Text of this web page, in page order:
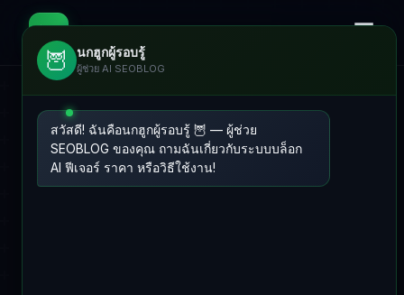
📊 SEOBLOG ☰
🦉 นกฮูกผู้รอบรู้
ผู้ช่วย AI SEOBLOG
สวัสดี! ฉันคือนกฮูกผู้รอบรู้ 🦉 — ผู้ช่วย
SEOBLOG ของคุณ ถามฉันเกี่ยวกับระบบบล็อก
AI ฟีเจอร์ ราคา หรือวิธีใช้งาน!